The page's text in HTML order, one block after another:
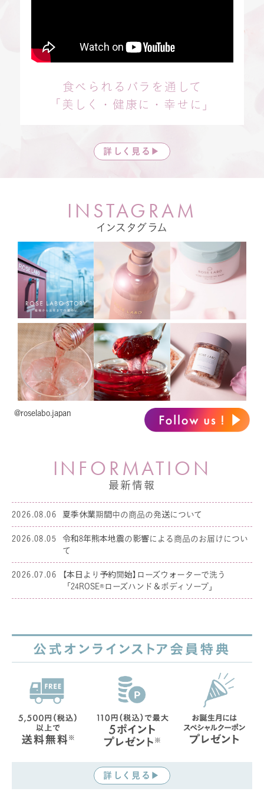
食べられるバラを通して
「美しく・健康に・幸せに」
詳しく見る▶
I N STAG RAM
インスタグラム
@roselabo.japan
I N FO RMATIO N
最新情報
2026.08.06 夏季休業期間中の商品の発送について
2026.08.05
令和8年熊本地震の影響による商品のお届けについ
て
2026.07.06
【本日より予約開始】ローズウォーターで洗う
「24ROSE®ローズハンド＆ボディソープ」
詳しく見る▶